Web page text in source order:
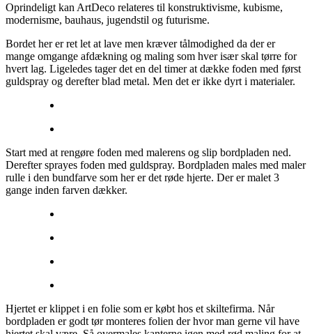
Oprindeligt kan ArtDeco relateres til konstruktivisme, kubisme,
modernisme, bauhaus, jugendstil og futurisme.
Bordet her er ret let at lave men kræver tålmodighed da der er
mange omgange afdækning og maling som hver især skal tørre for
hvert lag. Ligeledes tager det en del timer at dække foden med først
guldspray og derefter blad metal. Men det er ikke dyrt i materialer.
Start med at rengøre foden med malerens og slip bordpladen ned.
Derefter sprayes foden med guldspray. Bordpladen males med maler
rulle i den bundfarve som her er det røde hjerte. Der er malet 3
gange inden farven dækker.
Hjertet er klippet i en folie som er købt hos et skiltefirma. Når
bordpladen er godt tør monteres folien der hvor man gerne vil have